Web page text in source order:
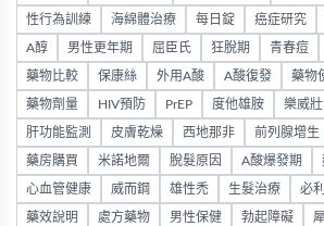
性行為訓練 海綿體治療 每日錠 癌症研究
A醇 男性更年期 屈臣氏 狂脫期 青春痘
藥物比較 保康絲 外用A酸 A酸復發 藥物
藥物劑量 HIV預防 PrEP 度他雄胺 樂威壯
肝功能監測 皮膚乾燥 西地那非 前列腺增生
藥房購買 米諾地爾 脫髮原因 A酸爆發期
心血管健康 威而鋼 雄性禿 生髮治療 必
藥效說明 處方藥物 男性保健 勃起障礙